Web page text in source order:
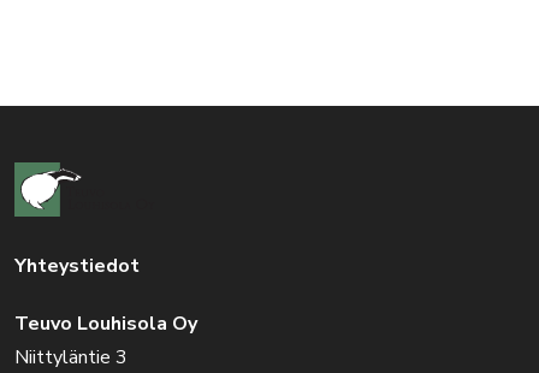
Yhteystiedot
Teuvo Louhisola Oy
Niittyläntie 3